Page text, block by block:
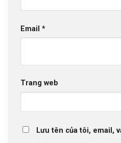
Email *
Trang web
Lưu tên của tôi, email,